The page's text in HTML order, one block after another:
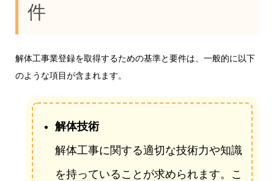
件
解体工事業登録を取得するための基準と要件は、一般的に以下
のような項目が含まれます。
解体技術
解体工事に関する適切な技術力や知識
を持っていることが求められます。こ